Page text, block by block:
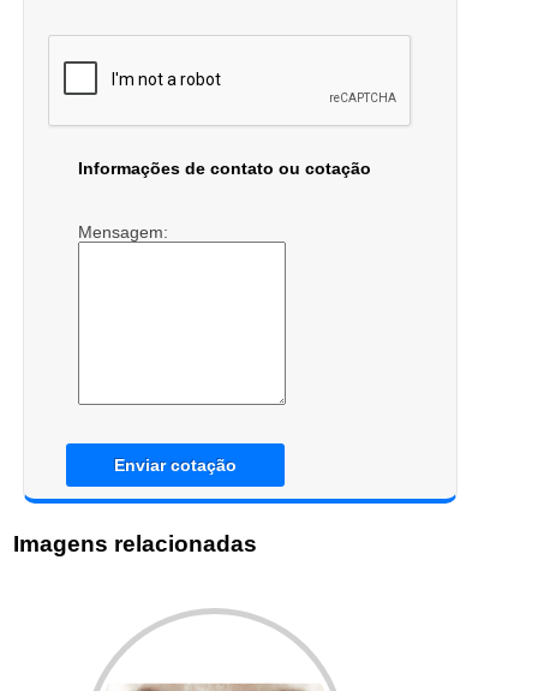
Informações de contato ou cotação
Mensagem:
Enviar cotação
Imagens relacionadas